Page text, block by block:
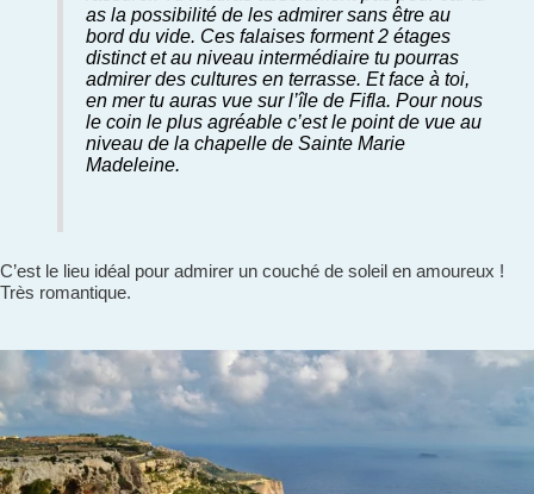
as la possibilité de les admirer sans être au
bord du vide. Ces falaises forment 2 étages
distinct et au niveau intermédiaire tu pourras
admirer des cultures en terrasse. Et face à toi,
en mer tu auras vue sur l’île de Fifla. Pour nous
le coin le plus agréable c’est le point de vue au
niveau de la chapelle de Sainte Marie
Madeleine.
C’est le lieu idéal pour admirer un couché de soleil en amoureux !
Très romantique.